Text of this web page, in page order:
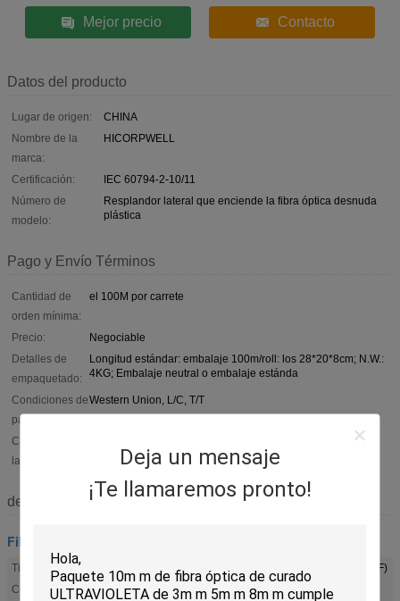
Deja un mensaje
¡Te llamaremos pronto!
Mejor precio Contacto
Datos del producto
Lugar de origen:
CHINA
Nombre de la
marca:
HICORPWELL
Certificación:
IEC 60794-2-10/11
Número de
modelo:
Resplandor lateral que enciende la fibra óptica desnuda
plástica
Pago y Envío Términos
Cantidad de
orden mínima:
el 100M por carrete
Precio:
Negociable
Detalles de
empaquetado:
Longitud estándar: embalaje 100m/roll: los 28*20*8cm; N.W.:
4KG; Embalaje neutral o embalaje estánda
Condiciones de
pago:
Western Union, L/C, T/T
Capacidad de
la fuente:
descripción
Fibra óptica desnuda
Tipo de la fibra:
Resplandor lateral que enciende la fibra óptica plástica (POF)
Color de
Aguamarina, amarillo, azul u otros